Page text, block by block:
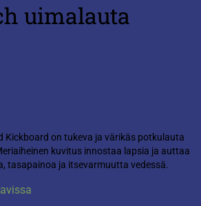
uimalauta
Kickboard on tukeva ja värikäs potkulauta
kuvitus innostaa lapsia ja auttaa
tasapainoa ja itsevarmuutta vedessä.